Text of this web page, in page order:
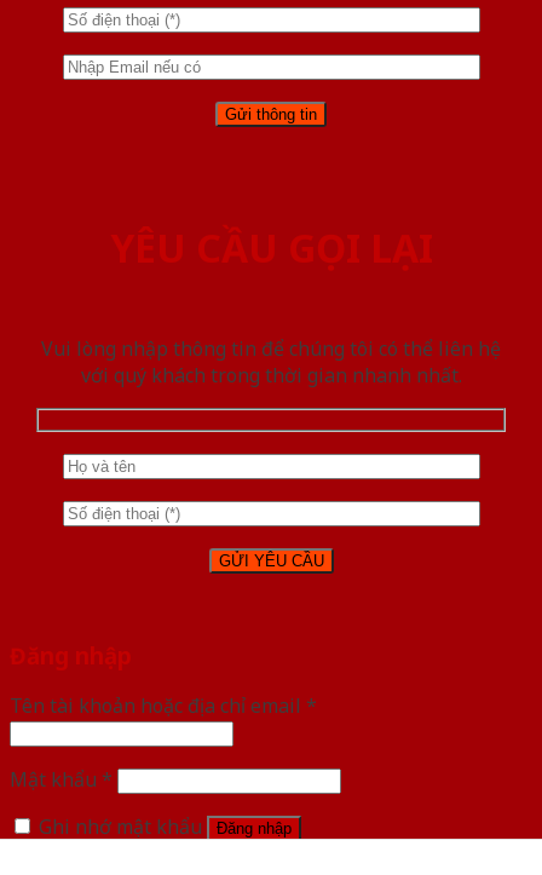
YÊU CẦU GỌI LẠI
Vui lòng nhập thông tin để chúng tôi có thể liên hệ
với quý khách trong thời gian nhanh nhất.
Đăng nhập
Tên tài khoản hoặc địa chỉ email *
Mật khẩu *
Ghi nhớ mật khẩu
Đăng nhập